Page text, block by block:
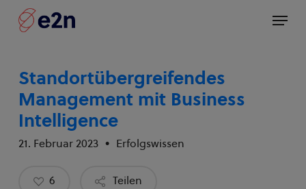
Menü
Standortübergreifendes
Management mit Business
Intelligence
21. Februar 2023 Erfolgswissen
Teilen
6